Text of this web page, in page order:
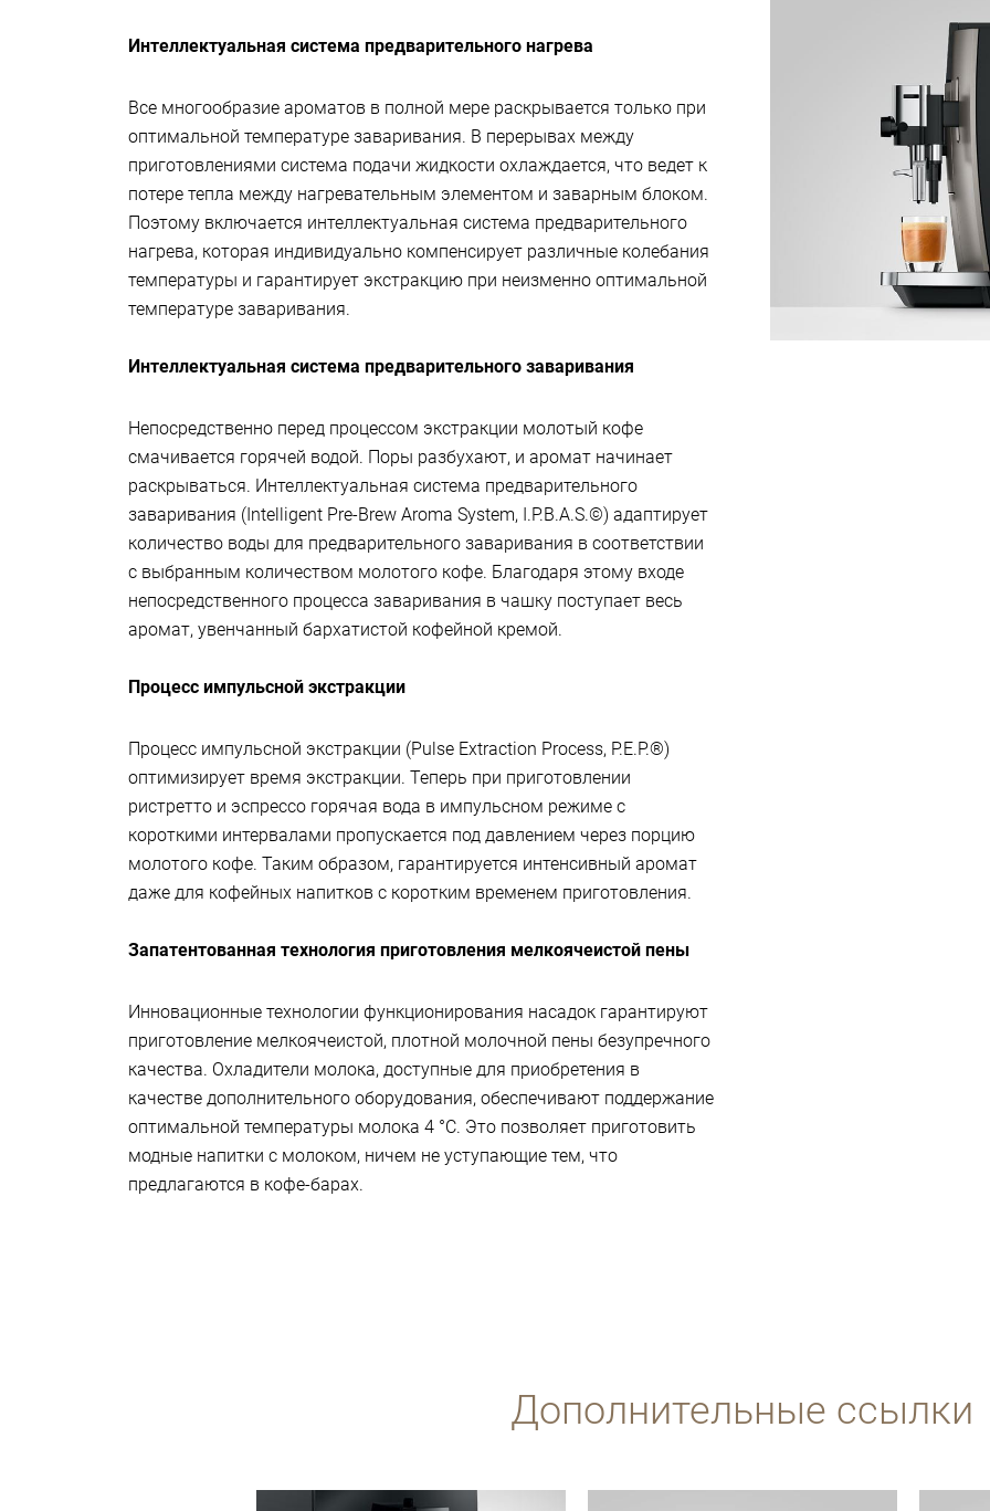
Интеллектуальная система предварительного нагрева
Все многообразие ароматов в полной мере раскрывается только при
оптимальной температуре заваривания. В перерывах между
приготовлениями система подачи жидкости охлаждается, что ведет к
потере тепла между нагревательным элементом и заварным блоком.
Поэтому включается интеллектуальная система предварительного
нагрева, которая индивидуально компенсирует различные колебания
температуры и гарантирует экстракцию при неизменно оптимальной
температуре заваривания.
Интеллектуальная система предварительного заваривания
Непосредственно перед процессом экстракции молотый кофе
смачивается горячей водой. Поры разбухают, и аромат начинает
раскрываться. Интеллектуальная система предварительного
заваривания (Intelligent Pre-Brew Aroma System, I.P.B.A.S.©) адаптирует
количество воды для предварительного заваривания в соответствии
с выбранным количеством молотого кофе. Благодаря этому входе
непосредственного процесса заваривания в чашку поступает весь
аромат, увенчанный бархатистой кофейной кремой.
Процесс импульсной экстракции
Процесс импульсной экстракции (Pulse Extraction Process, P.E.P.®)
оптимизирует время экстракции. Теперь при приготовлении
ристретто и эспрессо горячая вода в импульсном режиме с
короткими интервалами пропускается под давлением через порцию
молотого кофе. Таким образом, гарантируется интенсивный аромат
даже для кофейных напитков с коротким временем приготовления.
Запатентованная технология приготовления мелкоячеистой пены
Инновационные технологии функционирования насадок гарантируют
приготовление мелкоячеистой, плотной молочной пены безупречного
качества. Охладители молока, доступные для приобретения в
качестве дополнительного оборудования, обеспечивают поддержание
оптимальной температуры молока 4 °C. Это позволяет приготовить
модные напитки с молоком, ничем не уступающие тем, что
предлагаются в кофе-барах.
Дополнительные ссылки